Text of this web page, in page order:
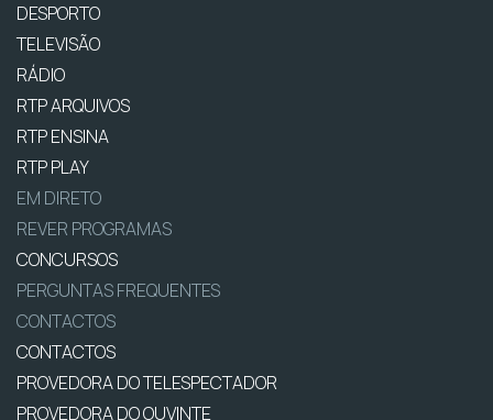
DESPORTO
TELEVISÃO
RÁDIO
RTP ARQUIVOS
RTP ENSINA
RTP PLAY
EM DIRETO
REVER PROGRAMAS
CONCURSOS
PERGUNTAS FREQUENTES
CONTACTOS
CONTACTOS
PROVEDORA DO TELESPECTADOR
PROVEDORA DO OUVINTE